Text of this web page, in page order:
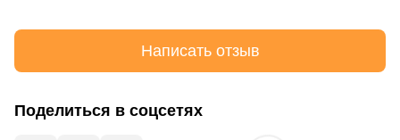
Написать отзыв
Поделиться в соцсетях